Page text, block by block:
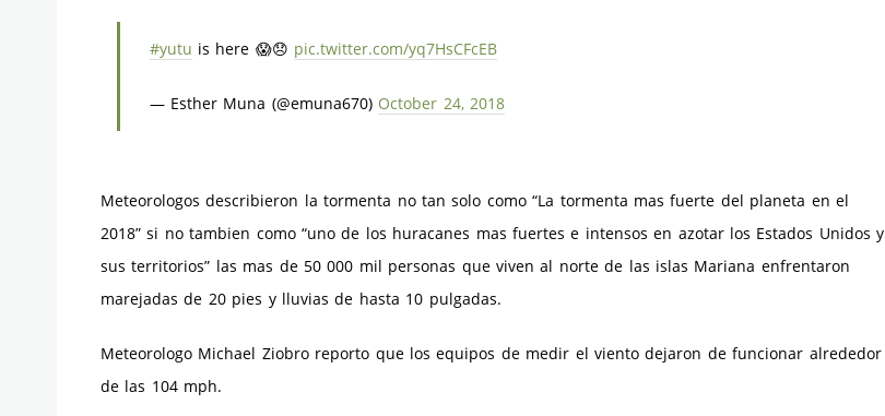
#yutu is here 😱😞 pic.twitter.com/yq7HsCFcEB
— Esther Muna (@emuna670) October 24, 2018
Meteorologos describieron la tormenta no tan solo como “La tormenta mas fuerte del planeta en el
2018” si no tambien como “uno de los huracanes mas fuertes e intensos en azotar los Estados Unidos y
sus territorios” las mas de 50 000 mil personas que viven al norte de las islas Mariana enfrentaron
marejadas de 20 pies y lluvias de hasta 10 pulgadas.
Meteorologo Michael Ziobro reporto que los equipos de medir el viento dejaron de funcionar alrededor
de las 104 mph.